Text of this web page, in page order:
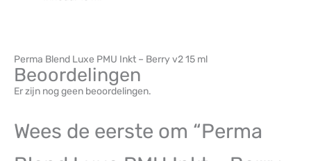
Perma Blend Luxe PMU Inkt – Berry v2 15 ml
Beoordelingen
Er zijn nog geen beoordelingen.
Wees de eerste om “Perma